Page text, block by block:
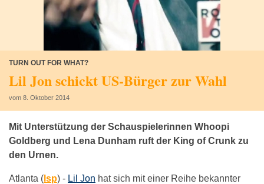
TURN OUT FOR WHAT?
Lil Jon schickt US-Bürger zur Wahl
vom 8. Oktober 2014
Mit Unterstützung der Schauspielerinnen Whoopi
Goldberg und Lena Dunham ruft der King of Crunk zu
den Urnen.
Atlanta ( lsp) - Lil Jon hat sich mit einer Reihe bekannter